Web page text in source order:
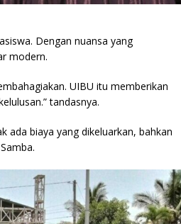
Dengan nuansa yang
modern.
UIBU itu memberikan
tandasnya.
ada biaya yang dikeluarkan, bahkan